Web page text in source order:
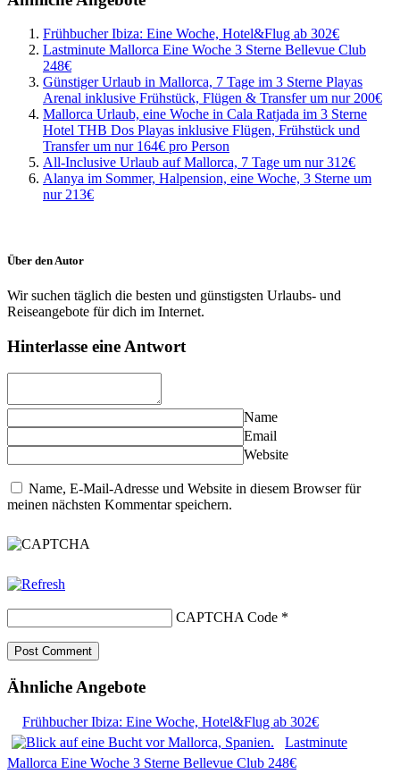
Frühbucher Ibiza: Eine Woche, Hotel&Flug ab 302€
Lastminute Mallorca Eine Woche 3 Sterne Bellevue Club
248€
Günstiger Urlaub in Mallorca, 7 Tage im 3 Sterne Playas
Arenal inklusive Frühstück, Flügen & Transfer um nur 200€
Mallorca Urlaub, eine Woche in Cala Ratjada im 3 Sterne
Hotel THB Dos Playas inklusive Flügen, Frühstück und
Transfer um nur 164€ pro Person
All-Inclusive Urlaub auf Mallorca, 7 Tage um nur 312€
Alanya im Sommer, Halpension, eine Woche, 3 Sterne um
nur 213€
Über den Autor
Wir suchen täglich die besten und günstigsten Urlaubs- und
Reiseangebote für dich im Internet.
Hinterlasse eine Antwort
Name
Email
Website
Name, E-Mail-Adresse und Website in diesem Browser für
meinen nächsten Kommentar speichern.
CAPTCHA Code *
Ähnliche Angebote
Frühbucher Ibiza: Eine Woche, Hotel&Flug ab 302€
Lastminute
Mallorca Eine Woche 3 Sterne Bellevue Club 248€